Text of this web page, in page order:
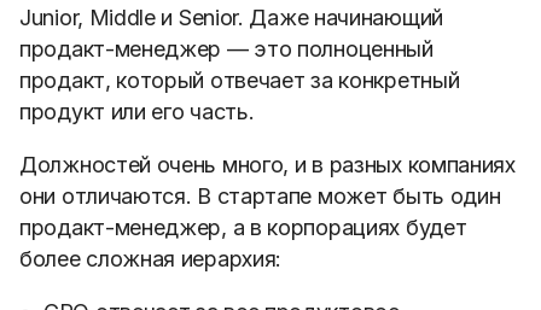
Junior, Middle и Senior. Даже начинающий
продакт-менеджер — это полноценный
продакт, который отвечает за конкретный
продукт или его часть.
Должностей очень много, и в разных компаниях
они отличаются. В стартапе может быть один
продакт-менеджер, а в корпорациях будет
более сложная иерархия: